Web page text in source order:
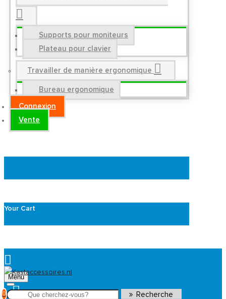
Supports pour moniteurs
Plateau pour clavier
Travailler de manière ergonomique
Bureau ergonomique
Connexion
Vente
Your Cart
Menu
0 Recherche